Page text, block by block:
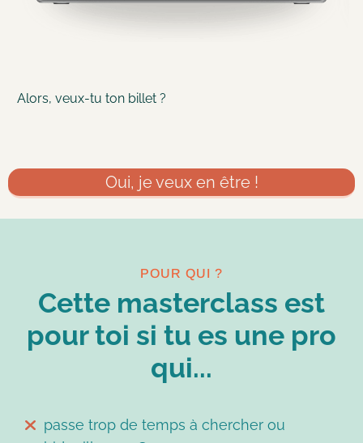
Alors, veux-tu ton billet ?
Oui, je veux en être !
POUR QUI ?
Cette masterclass est
pour toi si tu es une pro
qui...
passe trop de temps à chercher ou